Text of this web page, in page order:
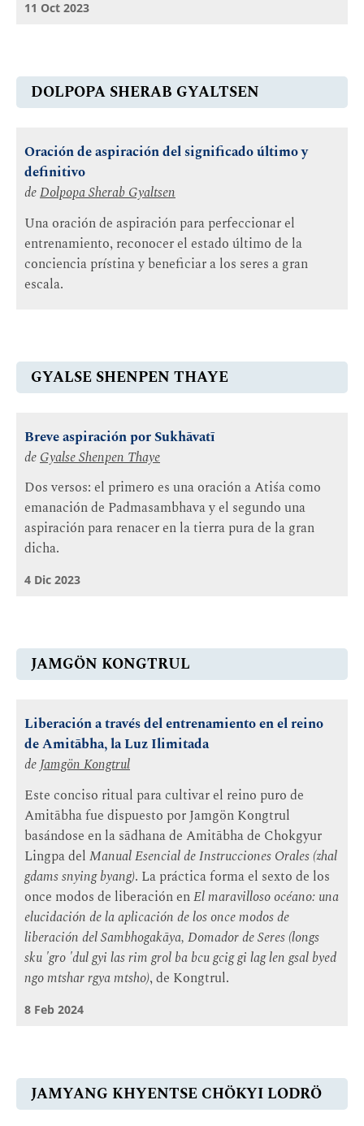
11 Oct 2023
DOLPOPA SHERAB GYALTSEN
Oración de aspiración del significado último y
definitivo
deDolpopa Sherab Gyaltsen
Una oración de aspiración para perfeccionar el
entrenamiento, reconocer el estado último de la
conciencia prístina y beneficiar a los seres a gran
escala.
GYALSE SHENPEN THAYE
Breve aspiración por Sukhāvatī
deGyalse Shenpen Thaye
Dos versos: el primero es una oración a Atiśa como
emanación de Padmasambhava y el segundo una
aspiración para renacer en la tierra pura de la gran
dicha.
4 Dic 2023
JAMGÖN KONGTRUL
Liberación a través del entrenamiento en el reino
de Amitābha, la Luz Ilimitada
deJamgön Kongtrul
Este conciso ritual para cultivar el reino puro de
Amitābha fue dispuesto por Jamgön Kongtrul
basándose en la sādhana de Amitābha de Chokgyur
Lingpa del Manual Esencial de Instrucciones Orales (zhal
gdams snying byang). La práctica forma el sexto de los
once modos de liberación enEl maravilloso océano: una
elucidación de la aplicación de los once modos de
liberación del Sambhogakāya, Domador de Seres (longs
sku 'gro 'dul gyi las rim grol ba bcu gcig gi lag len gsal byed
ngo mtshar rgya mtsho), de Kongtrul.
8 Feb 2024
JAMYANG KHYENTSE CHÖKYI LODRÖ